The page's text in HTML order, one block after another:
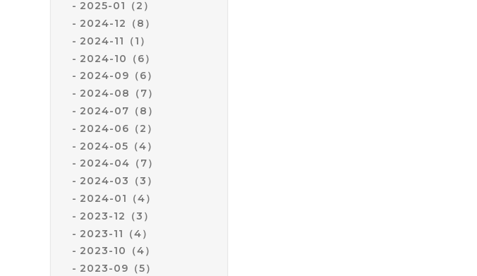
2025-01（2）
2024-12（8）
2024-11（1）
2024-10（6）
2024-09（6）
2024-08（7）
2024-07（8）
2024-06（2）
2024-05（4）
2024-04（7）
2024-03（3）
2024-01（4）
2023-12（3）
2023-11（4）
2023-10（4）
2023-09（5）